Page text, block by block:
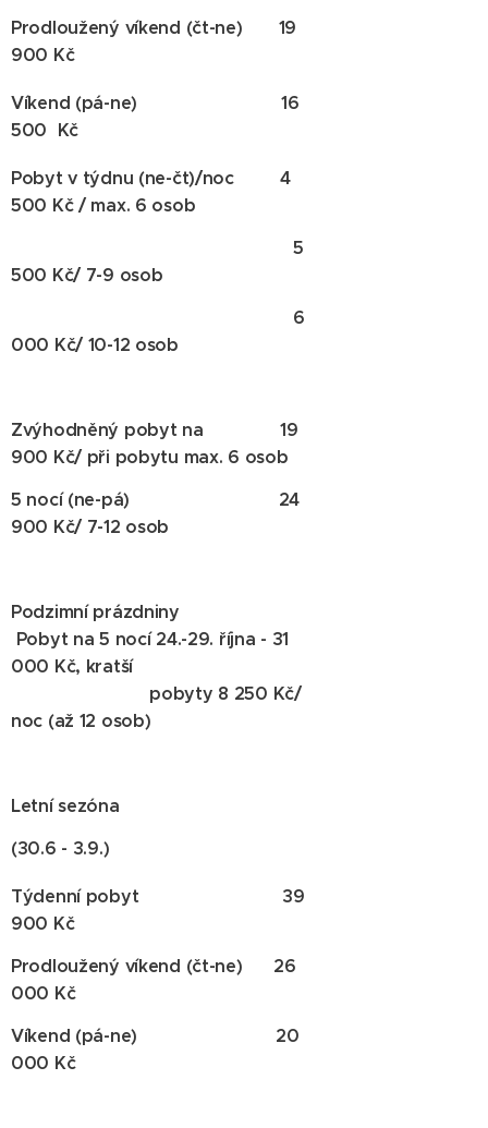
Prodloužený víkend (čt-ne) 19
900 Kč
Víkend (pá-ne) 16
500 Kč
Pobyt v týdnu (ne-čt)/noc 4
500 Kč / max. 6 osob
5
500 Kč/ 7-9 osob
6
000 Kč/ 10-12 osob
Zvýhodněný pobyt na 19
900 Kč/ při pobytu max. 6 osob
5 nocí (ne-pá) 24
900 Kč/ 7-12 osob
Podzimní prázdniny
Pobyt na 5 nocí 24.-29. října - 31
000 Kč, kratší
pobyty 8 250 Kč/
noc (až 12 osob)
Letní sezóna
(30.6 - 3.9.)
Týdenní pobyt 39
900 Kč
Prodloužený víkend (čt-ne) 26
000 Kč
Víkend (pá-ne) 20
000 Kč